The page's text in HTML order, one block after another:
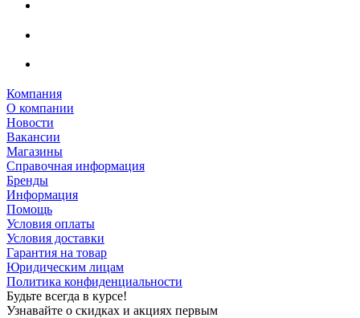
Компания
О компании
Новости
Вакансии
Магазины
Справочная информация
Бренды
Информация
Помощь
Условия оплаты
Условия доставки
Гарантия на товар
Юридическим лицам
Политика конфиденциальности
Будьте всегда в курсе!
Узнавайте о скидках и акциях первым